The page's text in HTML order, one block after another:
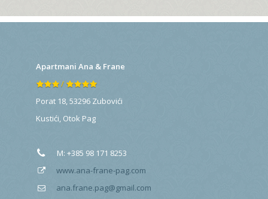
Apartmani Ana & Frane
/
Porat 18, 53296 Zubovići
Kustići Otok Pag
M:+385 98 171 8253
www.ana-frane-pag.com
ana.frane.pag@gmail.com